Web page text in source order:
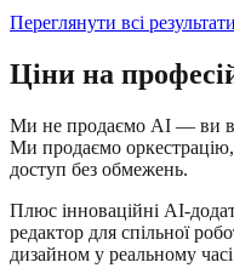
Переглянути всі
Ціни на
Ми не продаємо AI — ви
Ми продаємо
доступ без обмежень.
Плюс інноваційні AI-
редактор для спільної
дизайном у реальному